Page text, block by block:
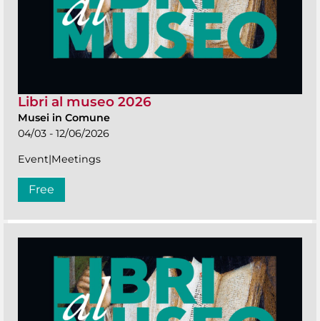
Libri al museo 2026
Musei in Comune
04/03 - 12/06/2026
Event|Meetings
Free